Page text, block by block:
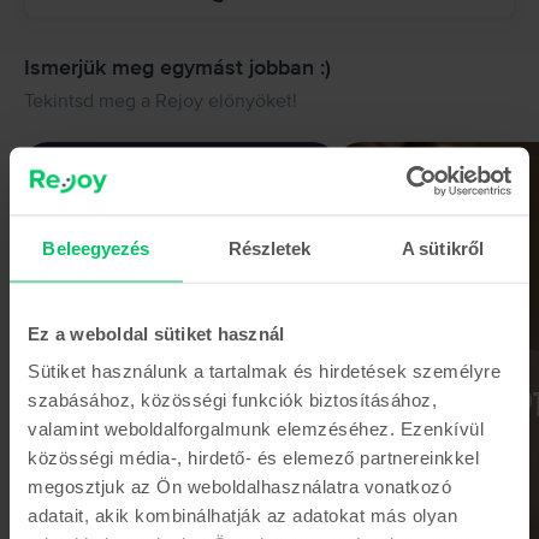
Beleegyezés Részletek A sütikről
Ez a weboldal sütiket használ
Sütiket használunk a tartalmak és hirdetések személyre
szabásához, közösségi funkciók biztosításához,
valamint weboldalforgalmunk elemzéséhez. Ezenkívül
közösségi média-, hirdető- és elemező partnereinkkel
megosztjuk az Ön weboldalhasználatra vonatkozó
adatait, akik kombinálhatják az adatokat más olyan
Ismerjük meg egymást jobban :)
Tekintsd meg a Rejoy előnyöket!